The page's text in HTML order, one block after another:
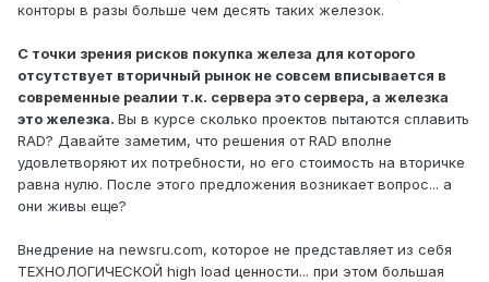
конторы в разы больше чем десять таких железок.
C точки зрения рисков покупка железа для которого
отсутствует вторичный рынок не совсем вписывается в
современные реалии т.к. сервера это сервера, а железка
это железка. Вы в курсе сколько проектов пытаются сплавить
RAD? Давайте заметим, что решения от RAD вполне
удовлетворяют их потребности, но его стоимость на вторичке
равна нулю. После этого предложения возникает вопрос... а
они живы еще?
Внедрение на newsru.com, которое не представляет из себя
ТЕХНОЛОГИЧЕСКОЙ high load ценности... при этом большая